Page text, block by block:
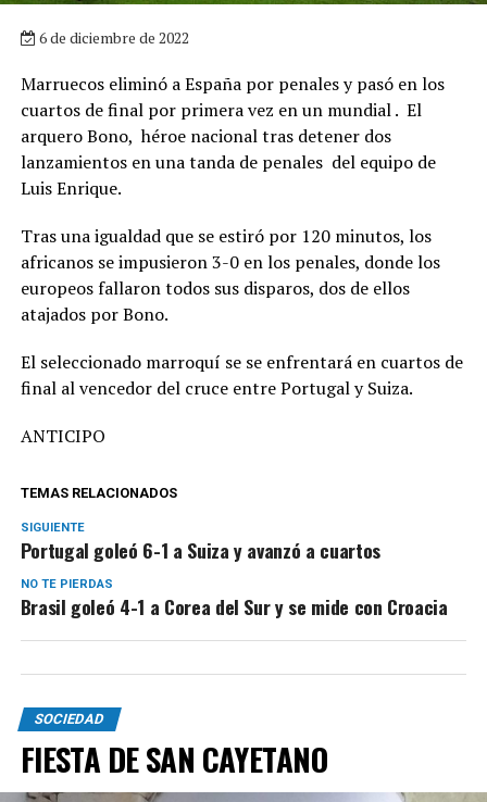
6 de diciembre de 2022
Marruecos eliminó a España por penales y pasó en los
cuartos de final por primera vez en un mundial . El
arquero Bono, héroe nacional tras detener dos
lanzamientos en una tanda de penales del equipo de
Luis Enrique.
Tras una igualdad que se estiró por 120 minutos, los
africanos se impusieron 3-0 en los penales, donde los
europeos fallaron todos sus disparos, dos de ellos
atajados por Bono.
El seleccionado marroquí se se enfrentará en cuartos de
final al vencedor del cruce entre Portugal y Suiza.
ANTICIPO
TEMAS RELACIONADOS
SIGUIENTE
Portugal goleó 6-1 a Suiza y avanzó a cuartos
NO TE PIERDAS
Brasil goleó 4-1 a Corea del Sur y se mide con Croacia
SOCIEDAD
FIESTA DE SAN CAYETANO